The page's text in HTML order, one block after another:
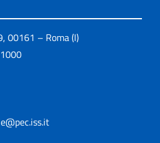
00161 – Roma (I)